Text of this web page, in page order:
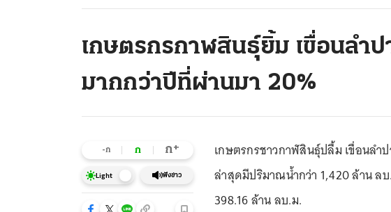
เกษตรกรกาฬสินธุ์ยิ้ม เขื่อนลำ
มากกว่าปีที่ผ่านมา 20%
-ก ก ก+
Light ฟังข่าว
เกษตรกรชาวกาฬสินธุ์ปลื้ม เขื่อนลำ
ล่าสุดมีปริมาณน้ำกว่า 1,420 ล้าน ล
398.16 ล้าน ลบ.ม.